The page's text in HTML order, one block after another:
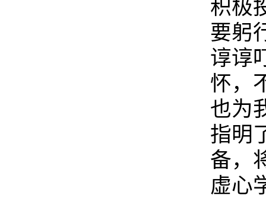
积极
要躬
谆谆
怀，
也为
指明
备，
虚心